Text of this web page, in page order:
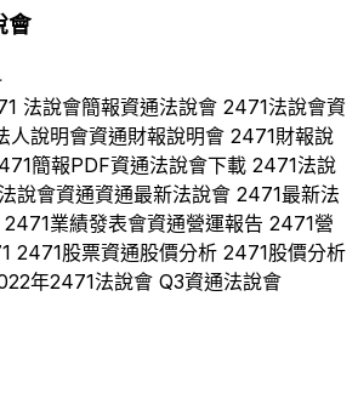
會
法說會簡報資通法說會 2471法說會資
人說明會資通財報說明會 2471財報說
簡報PDF資通法說會下載 2471法說
說會資通資通最新法說會 2471最新法
2471業績發表會資通營運報告 2471營
2471股票資通股價分析 2471股價分析
年2471法說會 Q3資通法說會